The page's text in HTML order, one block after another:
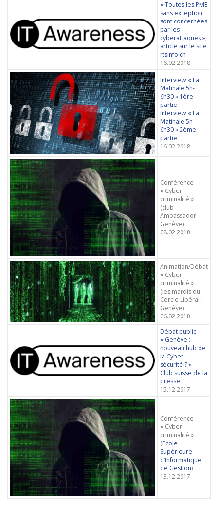
« Toutes les PME
sans exception
sont concernées
par les
cyberattaques »,
article sur le site
rtsinfo.ch
16.02.2018
Interview « La
Matinale 5h-
6h30 » 1ère
partie
Interview « La
Matinale 5h-
6h30 » 2ème
partie
16.02.2018
Conférence
« Cyber-
criminalité »
(club
Ambassador
Genève)
08.02.2018
Animation/Débat
« Cyber-
criminalité »
(les mardis du
Cercle Libéral,
Genève)
06.02.2018
Débat public
« Genève :
nouveau hub de
la Cyber-
sécurité ? »
Club suisse de la
presse
15.12.2017
Conférence
« Cyber-
criminalité »
(Ecole
Supérieure
d’Informatique
de Gestion)
13.12.2017